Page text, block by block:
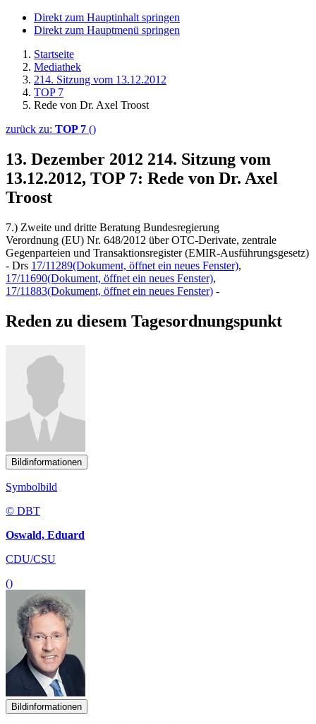
Direkt zum Hauptinhalt springen
Direkt zum Hauptmenü springen
Startseite
Mediathek
214. Sitzung vom 13.12.2012
TOP 7
Rede von Dr. Axel Troost
zurück zu: TOP 7 ()
13. Dezember 2012 214. Sitzung vom
13.12.2012, TOP 7: Rede von Dr. Axel
Troost
7.) Zweite und dritte Beratung Bundesregierung
Verordnung (EU) Nr. 648/2012 über OTC-Derivate, zentrale
Gegenparteien und Transaktionsregister (EMIR-Ausführungsgesetz)
- Drs 17/11289(Dokument, öffnet ein neues Fenster),
17/11690(Dokument, öffnet ein neues Fenster),
17/11883(Dokument, öffnet ein neues Fenster) -
Reden zu diesem Tagesordnungspunkt
Bildinformationen
Symbolbild
© DBT
Oswald, Eduard
CDU/CSU
()
Bildinformationen